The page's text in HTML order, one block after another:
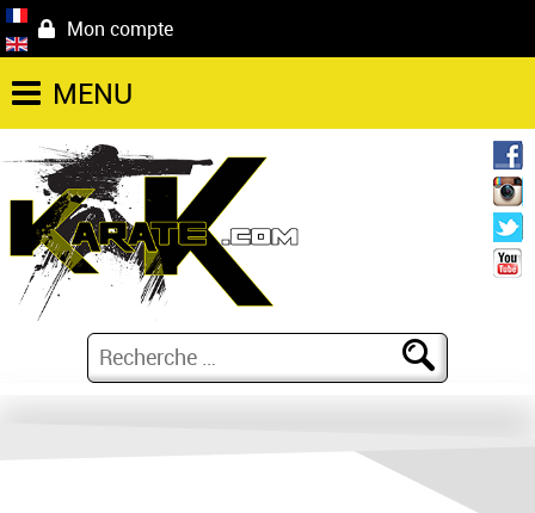
Mon compte
MENU